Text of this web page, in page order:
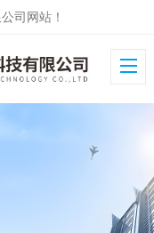
司网站！